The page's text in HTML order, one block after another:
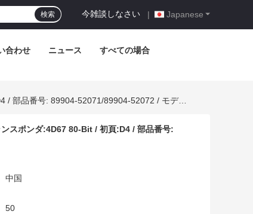
Japanese
今雑談しなさい |
検索
合わせ ニュース すべての場合
HN005220 トヨタ Rav 4 スマートキー ボタン数:2 / 周波数:434 MHz / トランスポンダ:4D67 80-Bit / 初頁:D4 / 部品番号: 89904-52071/89904-52072 / モデル:B51EA / Keyless Go
スポンダ:4D67 80-Bit / 初頁:D4 / 部品番号:
中国
50